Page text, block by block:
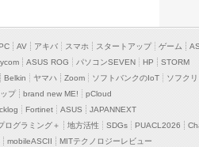
AV アキバ スマホ スタートアップ ゲーム
ASUS ROG パソコンSEVEN HP
STORM
Belkin ヤマハ Zoom ソフトバンクのIoT
ソフクリ
プ brand new ME!
pCloud
Fortinet ASUS
JAPANNEXT
ログラミング＋ 地方活性 SDGs PUACL2026
mobileASCII MITテクノロジーレビュー